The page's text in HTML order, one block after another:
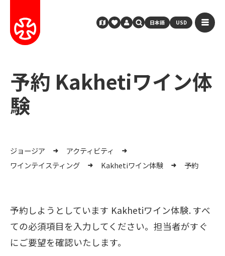
日本語 USD
予約 Kakhetiワイン体
験
ジョージア
アクティビティ
ワインテイスティング
Kakhetiワイン体験 予約
予約しようとしています Kakhetiワイン体験. すべ
ての必須項目を入力してください。担当者がすぐ
にご要望を確認いたします。